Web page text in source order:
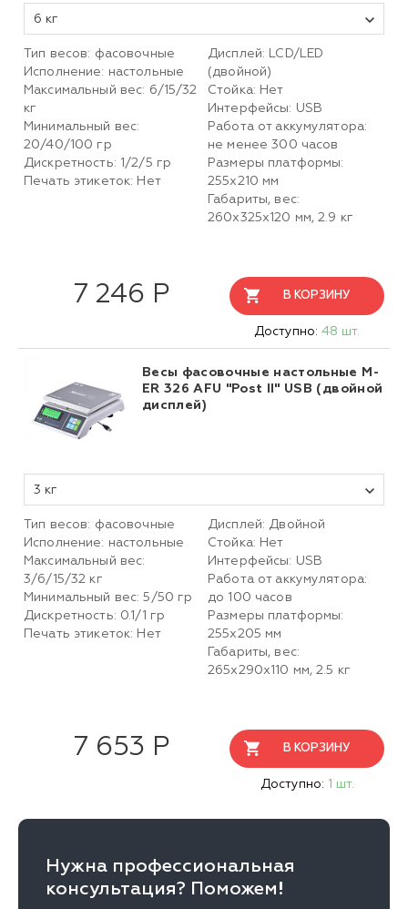
6 кг
Тип весов: фасовочные
Исполнение: настольные
Максимальный вес: 6/15/32
кг
Минимальный вес:
20/40/100 гр
Дискретность: 1/2/5 гр
Печать этикеток: Нет
Дисплей: LCD/LED
(двойной)
Стойка: Нет
Интерфейсы: USB
Работа от аккумулятора:
не менее 300 часов
Размеры платформы:
255х210 мм
Габариты, вес:
260х325х120 мм, 2.9 кг
7 246 Р В КОРЗИНУ
Доступно: 48 шт.
Весы фасовочные настольные M-
ER 326 AFU "Post II" USB (двойной
дисплей)
3 кг
Тип весов: фасовочные
Исполнение: настольные
Максимальный вес:
3/6/15/32 кг
Минимальный вес: 5/50 гр
Дискретность: 0.1/1 гр
Печать этикеток: Нет
Дисплей: Двойной
Стойка: Нет
Интерфейсы: USB
Работа от аккумулятора:
до 100 часов
Размеры платформы:
255х205 мм
Габариты, вес:
265х290х110 мм, 2.5 кг
7 653 Р В КОРЗИНУ
Доступно: 1 шт.
Нужна профессиональная
консультация? Поможем!